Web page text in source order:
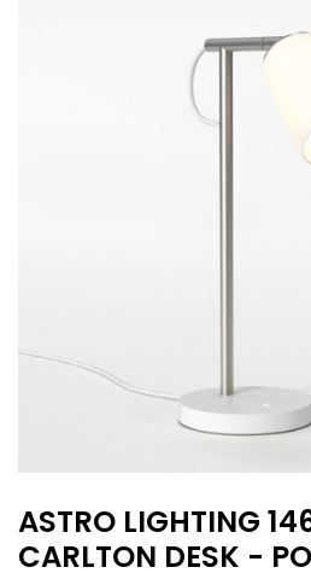
ASTRO LIGHTING
CARLTON DESK -